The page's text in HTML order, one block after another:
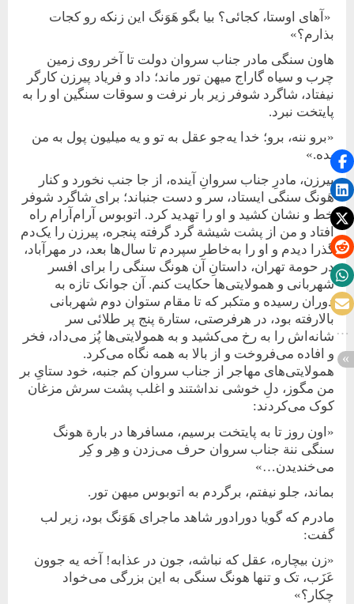
«آهای اوستا، کجائی؟ بیا بگو هَوَنگ این زنکه رو کجات
بذارم؟»
هاون سنگی مادر جناب سروان دولت تا آخر روی زمین
چرب و سیاه گاراج میهن تور ماند؛ داد و فریاد پیرزن کارگر
نیفتاد، شاگرد شوفر زیر بار نرفت و سوقات سنگین او را به
پایتخت نبرد.
«برو ننه، برو؛ خدا یه‌جو عقل به تو و یه میلیون پول به من
بده.»
پیرزن، مادرِ جناب سروانِ آینده، از جا جنب نخورد و کنار
هَونگ سنگی ایستاد، سر و دست جنباند؛ برای شاگرد شوفر
خط و نشان کشید و او را تهدید کرد. اتوبوس آرام‌آرام راه
افتاد و من از پشت شیشة گرد گرفته پنجره، پیرزن را یک‌دم
گذرا دیدم و او را به‌خاطر سپردم تا سال‌ها بعد، در مهرآباد،
در حومة تهران، داستانِ آن هونگ سنگی را برای افسر
شهربانی و همولایتی‌ها حکایت کنم. آن جوانک تازه به
دوران رسیده و متکبر که تا مقام ستوان دوم شهربانی
بالا‌رفته بود، در هرفرصتی، ستارة پنج پر طلائی سر
شانه‌اش را به رخ می‌کشید و به همولایتی‌ها پُز می‌داد، فخر
و افاده می‌فروخت و از بالا به همه نگاه می‌کرد.
همولایتی‌های مهاجر از جناب سروان کم جنبه، خود ستایِ بر
من مگوز، دلِ خوشی نداشتند و اغلب پشت سرش مزغان
کوک می‌کردند:
«اون روز تا به ‌پایتخت برسیم، مسافرها در بارة هونگ
سنگی ننة جناب سروان حرف می‌زدن و هِر و کِر
می‌خندیدن…»
بماند، جلو نیفتم، برگردم به اتوبوس میهن تور.
مادرم که گویا دورادور شاهد ماجرای هَوَنگ بود، زیر لب
گفت:
«زن بیچاره، عقل که نباشه، جون در عذابه! آخه یه جوون
عَزَب، تک و تنها هونگ سنگی به این بزرگی می‌خواد
چکار؟»